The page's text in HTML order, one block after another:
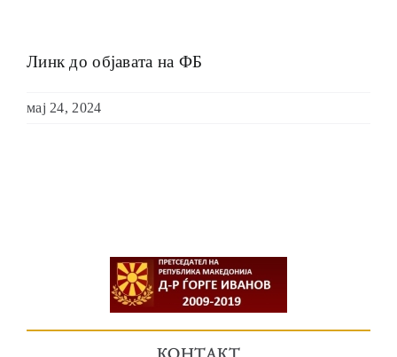
Линк до објавата на ФБ
мај 24, 2024